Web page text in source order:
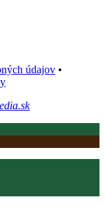
údajov •